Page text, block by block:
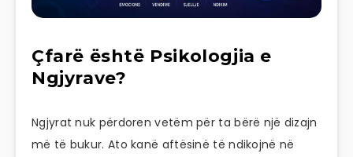
Çfarë është Psikologjia e
Ngjyrave?
Ngjyrat nuk përdoren vetëm për ta bërë një dizajn
më të bukur. Ato kanë aftësinë të ndikojnë në